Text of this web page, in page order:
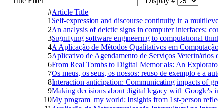
#Article Title
1 Self-expression and discourse continuity in a
2An analysis of deictic signs in computer interfaces:
3Signifying software engineering to computational
4A Aplicação de Métodos Qualitativos em
5Aplicativo de Agendamento de Serviços
6From Real Tombs to Digital Memorials: An
7Os meus, os seus, os nossos: reuso de exemplo e a
8Interaction anticipation: Communicating impacts of
9Making decisions about digital legacy with Google's
10My program, my world: Insights from 1st-person